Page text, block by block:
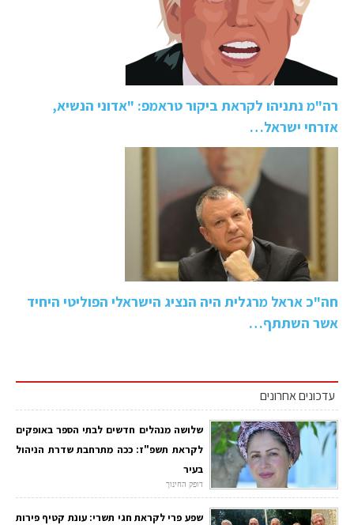
רה"מ נתניהו לקראת ביקור טראמפ: "אדוני הנשיא,
אזרחי ישראל…
חה"כ אראל מרגלית היה הנציג הישראלי הפוליטי היחיד
אשר השתתף…
עדכונים אחרונים
שלושה מנהלים חדשים לבתי הספר באופקים
לקראת תשפ"ז: ככה מתרחבת שדרת הניהול
בעיר
דופק החינוך
שפע פרי לקראת חגי תשרי: עונת קטיף פירות